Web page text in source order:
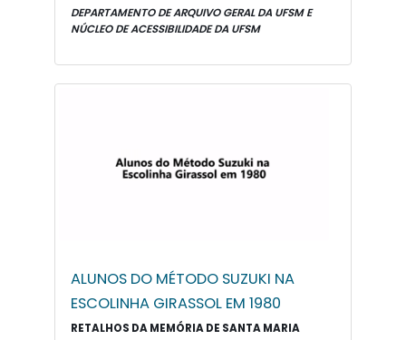
DEPARTAMENTO DE ARQUIVO GERAL DA UFSM E
NÚCLEO DE ACESSIBILIDADE DA UFSM
ALUNOS DO MÉTODO SUZUKI NA
ESCOLINHA GIRASSOL EM 1980
RETALHOS DA MEMÓRIA DE SANTA MARIA